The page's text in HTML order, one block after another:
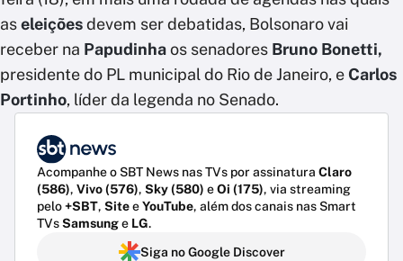
aseleiçõesdevem ser debatidas, Bolsonaro vai
receber na Papudinhaos senadores Bruno Bonetti,
presidente do PL municipal do Rio de Janeiro, eCarlos
Portinho, líder da legenda no Senado.
Acompanhe o SBT News nas TVs por assinatura Claro
(586), Vivo (576), Sky (580) eOi (175), via streaming
pelo+SBT, SiteeYouTube, além dos canais nas Smart
TVsSamsunge LG.
Siga no Google Discover